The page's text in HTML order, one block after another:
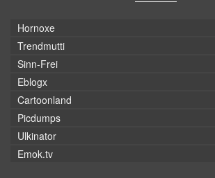
Hornoxe
Trendmutti
Sinn-Frei
Eblogx
Cartoonland
Picdumps
Ulkinator
Emok.tv